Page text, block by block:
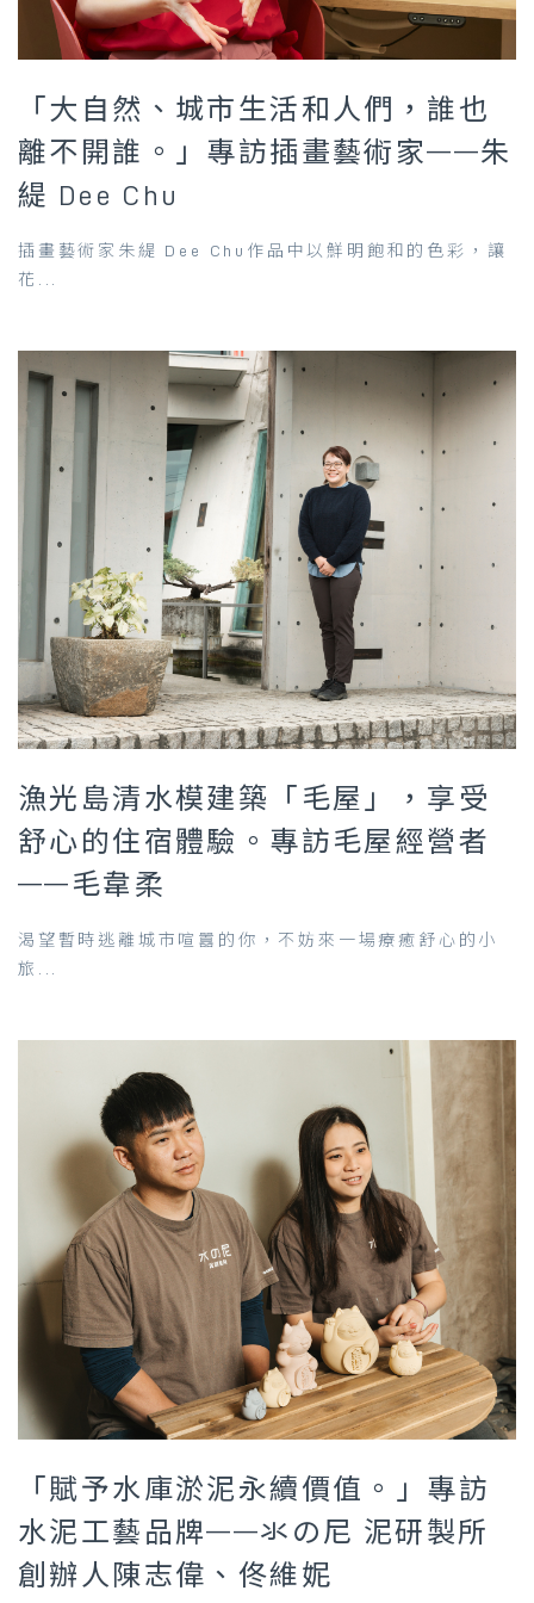
「大自然、城市生活和人們，誰也
離不開誰。」專訪插畫藝術家——朱
緹 Dee Chu
插畫藝術家朱緹 Dee Chu作品中以鮮明飽和的色彩，讓
花...
漁光島清水模建築「毛屋」，享受
舒心的住宿體驗。專訪毛屋經營者
——毛韋柔
渴望暫時逃離城市喧囂的你，不妨來一場療癒舒心的小
旅...
「賦予水庫淤泥永續價值。」專訪
水泥工藝品牌——氺の尼 泥研製所
創辦人陳志偉、佟維妮